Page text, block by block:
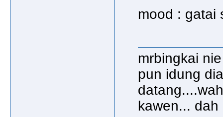
mood : gatai
mrbingkai
pun idung
kawen...